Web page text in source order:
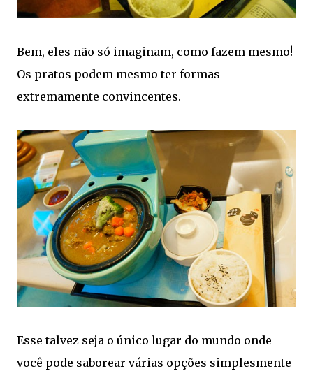
Bem, eles não só imaginam, como fazem mesmo!
Os pratos podem mesmo ter formas
extremamente convincentes.
Esse talvez seja o único lugar do mundo onde
você pode saborear várias opções simplesmente